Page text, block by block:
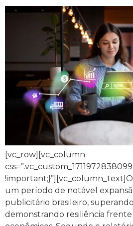
[vc_row][vc_column
um período de notável
publicitário brasileiro,
demonstrando resiliência frente